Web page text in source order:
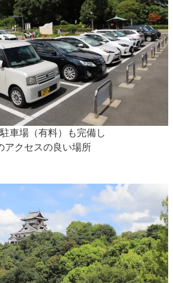
車場（有料）も完備し
アクセスの良い場所